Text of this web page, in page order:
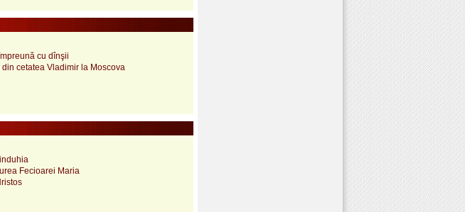
cu dînşii
cetatea Vladimir la Moscova
Fecioarei Maria